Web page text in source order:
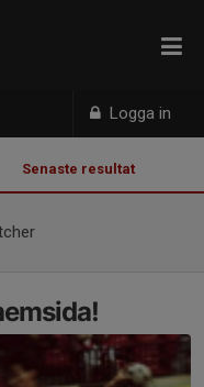
Logga in
Senaste resultat